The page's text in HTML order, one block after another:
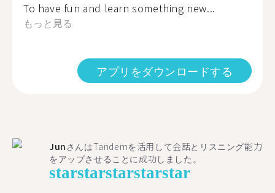
To have fun and learn something new...
もっと見る
アプリをダウンロードする
Jun さんはTandemを活用して会話とリスニング能力
をアップさせることに成功しました。
starstarstarstarstar